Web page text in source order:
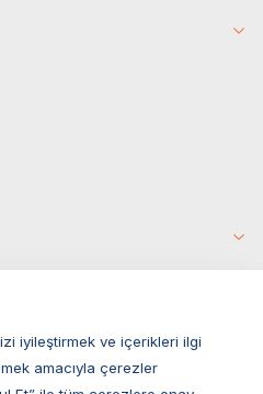
iyileştirmek ve içerikleri ilgi
amacıyla çerezler